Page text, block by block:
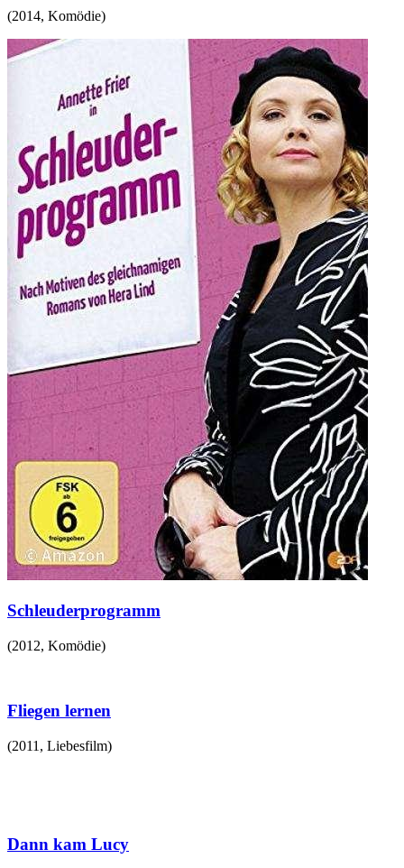
(2014, Komödie)
Schleuderprogramm
(2012, Komödie)
Fliegen lernen
(2011 , Liebesfilm)
Dann kam Lucy